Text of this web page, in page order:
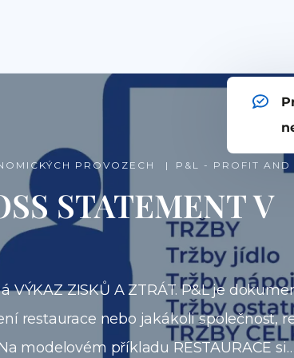
PROVOZECH P&L - PROFIT AND
STATEMENT V
A ZTRÁT. P&L je dokument,
restaurace nebo jakákoli společnost,
modelovém příkladu RESTAURACE si